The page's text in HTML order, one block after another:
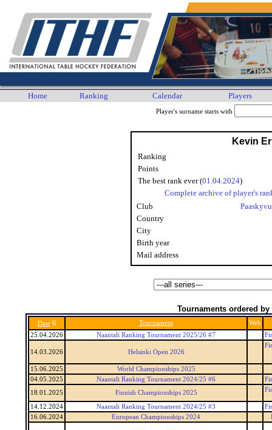
Home Ranking Calendar Players
Player's surname starts with
Kevin
Ranking
Points
The best rank ever (01.04.2024)
Complete archive of player's
Club
Country
City
Birth year
Mail address
Tournaments ordered by
Date 6 Tournament
Web
25.04.2026
Naantali Ranking Tournament 2025/26 #7
14.03.2026 Helsinki Open 2026
15.06.2025
World Championships 2025
04.05.2025
Naantali Ranking Tournament 2024/25 #6
18.01.2025
Finnish Championships 2025
14.12.2024 Naantali Ranking Tournament 2024/25 #3
16.06.2024
European Championships 2024